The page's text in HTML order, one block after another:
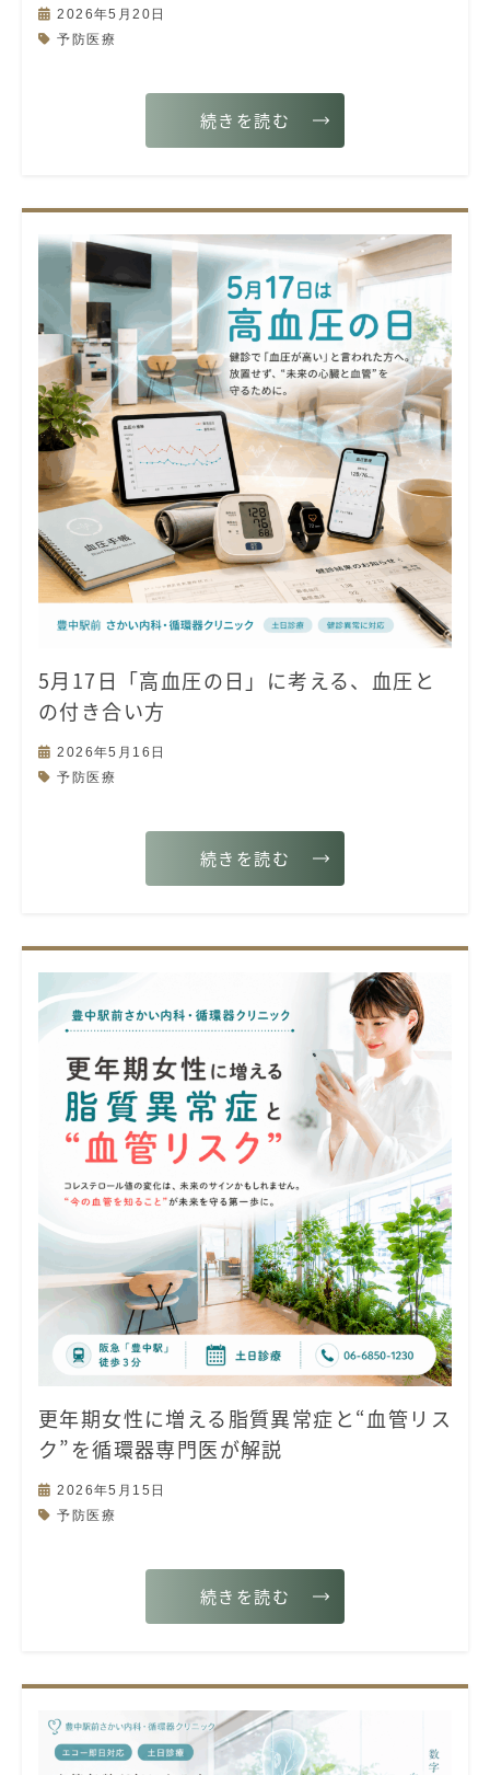
2026年5月20日
予防医療
続きを読む
5月17日「高血圧の日」に考える、血圧と
の付き合い方
2026年5月16日
予防医療
続きを読む
更年期女性に増える脂質異常症と“血管リス
ク”を循環器専門医が解説
2026年5月15日
予防医療
続きを読む